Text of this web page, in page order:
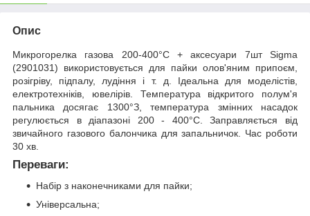
Опис
Микрогорелка газова 200-400°С + аксесуари 7шт Sigma
(2901031) використовується для пайки олов'яним припоєм,
розігріву, підпалу, лудіння і т. д. Ідеальна для моделістів,
електротехніків, ювелірів. Температура відкритого полум'я
пальника досягає 1300°З, температура змінних насадок
регулюється в діапазоні 200 - 400°С. Заправляється від
звичайного газового балончика для запальничок. Час роботи
30 хв.
Переваги:
Набір з наконечниками для пайки;
Універсальна;